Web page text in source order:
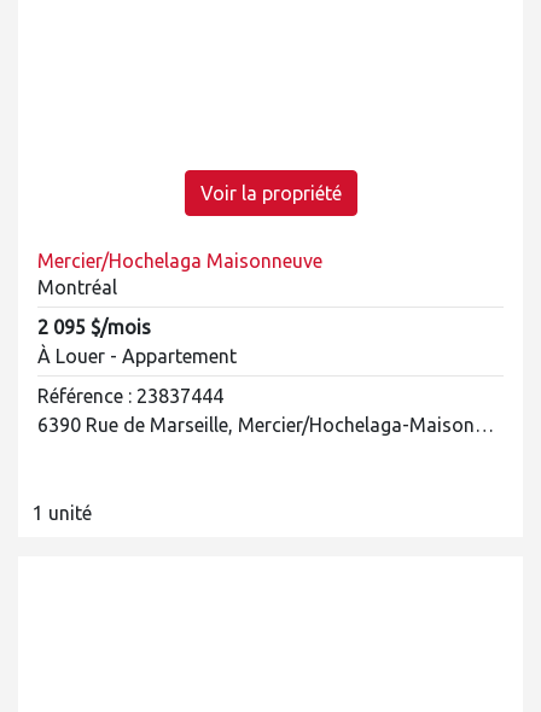
Voir la propriété
Mercier/Hochelaga Maisonneuve
Montréal
2 095 $/mois
À Louer - Appartement
Référence : 23837444
6390 Rue de Marseille, Mercier/Hochelaga-Maisonneuve
1 unité